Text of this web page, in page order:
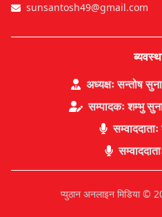
sunsantosh49@gmail.com
अध्यक्षः सन्तोष
सम्पादकः शम्भु
प्युठान अनलाइन मिडिया ©